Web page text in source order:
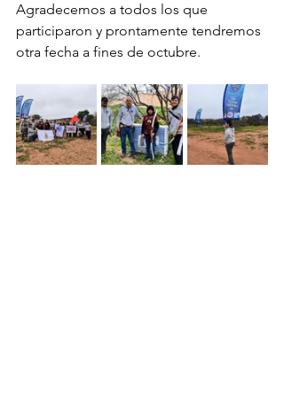
Agradecemos a todos los que
participaron y prontamente tendremos
otra fecha a fines de octubre.